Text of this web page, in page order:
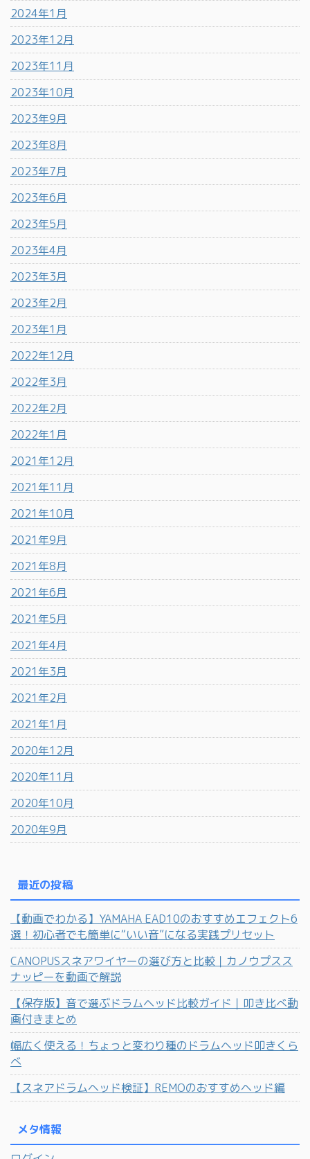
2024年1月
2023年12月
2023年11月
2023年10月
2023年9月
2023年8月
2023年7月
2023年6月
2023年5月
2023年4月
2023年3月
2023年2月
2023年1月
2022年12月
2022年3月
2022年2月
2022年1月
2021年12月
2021年11月
2021年10月
2021年9月
2021年8月
2021年6月
2021年5月
2021年4月
2021年3月
2021年2月
2021年1月
2020年12月
2020年11月
2020年10月
2020年9月
最近の投稿
【動画でわかる】YAMAHA EAD10のおすすめエフェクト6
選！初心者でも簡単に“いい音”になる実践プリセット
CANOPUSスネアワイヤーの選び方と比較｜カノウプスス
ナッピーを動画で解説
【保存版】音で選ぶドラムヘッド比較ガイド｜叩き比べ動
画付きまとめ
幅広く使える！ちょっと変わり種のドラムヘッド叩きくら
べ
【スネアドラムヘッド検証】REMOのおすすめヘッド編
メタ情報